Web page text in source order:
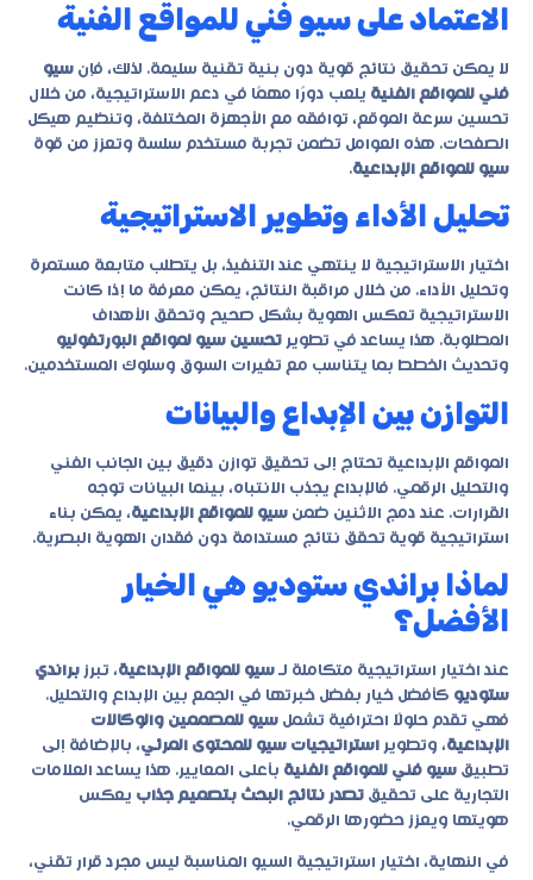
الاعتماد على سيو فني للمواقع الفنية
لا يمكن تحقيق نتائج قوية دون بنية تقنية سليمة. لذلك، فإن سيو
فني للمواقع الفنية يلعب دورًا مهمًا في دعم الاستراتيجية، من خلال
تحسين سرعة الموقع، توافقه مع الأجهزة المختلفة، وتنظيم هيكل
الصفحات. هذه العوامل تضمن تجربة مستخدم سلسة وتعزز من قوة
سيو للمواقع الإبداعية.
تحليل الأداء وتطوير الاستراتيجية
اختيار الاستراتيجية لا ينتهي عند التنفيذ، بل يتطلب متابعة مستمرة
وتحليل الأداء. من خلال مراقبة النتائج، يمكن معرفة ما إذا كانت
الاستراتيجية تعكس الهوية بشكل صحيح وتحقق الأهداف
المطلوبة. هذا يساعد في تطوير تحسين سيو لمواقع البورتفوليو
وتحديث الخطط بما يتناسب مع تغيرات السوق وسلوك المستخدمين.
التوازن بين الإبداع والبيانات
المواقع الإبداعية تحتاج إلى تحقيق توازن دقيق بين الجانب الفني
والتحليل الرقمي. فالإبداع يجذب الانتباه، بينما البيانات توجه
القرارات. عند دمج الاثنين ضمن سيو للمواقع الإبداعية، يمكن بناء
استراتيجية قوية تحقق نتائج مستدامة دون فقدان الهوية البصرية.
لماذا براندي ستوديو هي الخيار
الأفضل؟
عند اختيار استراتيجية متكاملة لـ سيو للمواقع الإبداعية، تبرز براندي
ستوديو كأفضل خيار بفضل خبرتها في الجمع بين الإبداع والتحليل.
فهي تقدم حلولًا احترافية تشمل سيو للمصممين والوكالات
الإبداعية، وتطوير استراتيجيات سيو للمحتوى المرئي، بالإضافة إلى
تطبيق سيو فني للمواقع الفنية بأعلى المعايير. هذا يساعد العلامات
التجارية على تحقيق تصدر نتائج البحث بتصميم جذاب يعكس
هويتها ويعزز حضورها الرقمي.
في النهاية، اختيار استراتيجية السيو المناسبة ليس مجرد قرار تقني،